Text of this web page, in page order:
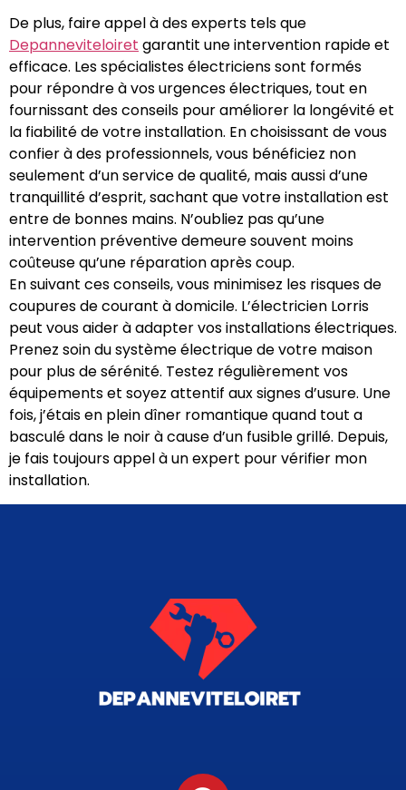
De plus, faire appel à des experts tels que
Depanneviteloiret garantit une intervention rapide et
efficace. Les spécialistes électriciens sont formés
pour répondre à vos urgences électriques, tout en
fournissant des conseils pour améliorer la longévité et
la fiabilité de votre installation. En choisissant de vous
confier à des professionnels, vous bénéficiez non
seulement d’un service de qualité, mais aussi d’une
tranquillité d’esprit, sachant que votre installation est
entre de bonnes mains. N’oubliez pas qu’une
intervention préventive demeure souvent moins
coûteuse qu’une réparation après coup.
En suivant ces conseils, vous minimisez les risques de
coupures de courant à domicile. L’électricien Lorris
peut vous aider à adapter vos installations électriques.
Prenez soin du système électrique de votre maison
pour plus de sérénité. Testez régulièrement vos
équipements et soyez attentif aux signes d’usure. Une
fois, j’étais en plein dîner romantique quand tout a
basculé dans le noir à cause d’un fusible grillé. Depuis,
je fais toujours appel à un expert pour vérifier mon
installation.